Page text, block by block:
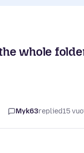
whole
Myk63replied15